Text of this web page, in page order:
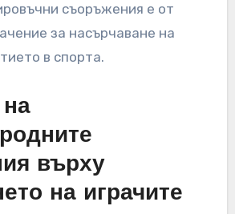
съоръжения е от
за насърчаване на
в спорта.
върху
на играчите